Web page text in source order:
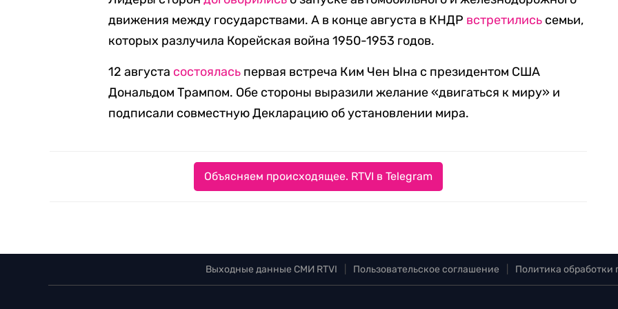
движения между государствами. А в конце августа в КНДР встретились семьи,
которых разлучила Корейская война 1950-1953 годов.
12 августа состоялась первая встреча Ким Чен Ына с президентом США
Дональдом Трампом. Обе стороны выразили желание «двигаться к миру» и
подписали совместную Декларацию об установлении мира.
Объясняем происходящее. RTVI в Telegram
Выходные данные СМИ RTVI Пользовательское соглашение Политика